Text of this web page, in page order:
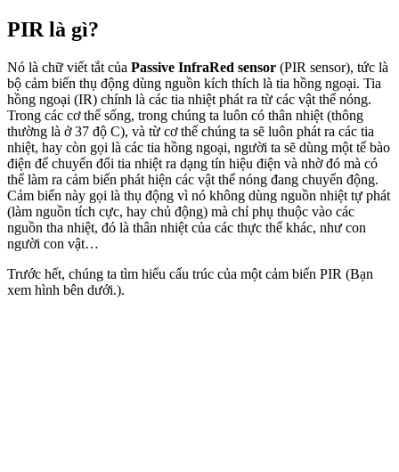
PIR là gì?
Nó là chữ viết tắt của Passive InfraRed sensor (PIR sensor), tức là
bộ cảm biến thụ động dùng nguồn kích thích là tia hồng ngoại. Tia
hồng ngoại (IR) chính là các tia nhiệt phát ra từ các vật thể nóng.
Trong các cơ thể sống, trong chúng ta luôn có thân nhiệt (thông
thường là ở 37 độ C), và từ cơ thể chúng ta sẽ luôn phát ra các tia
nhiệt, hay còn gọi là các tia hồng ngoại, người ta sẽ dùng một tế bào
điện để chuyển đổi tia nhiệt ra dạng tín hiệu điện và nhờ đó mà có
thể làm ra cảm biến phát hiện các vật thể nóng đang chuyển động.
Cảm biến này gọi là thụ động vì nó không dùng nguồn nhiệt tự phát
(làm nguồn tích cực, hay chủ động) mà chỉ phụ thuộc vào các
nguồn tha nhiệt, đó là thân nhiệt của các thực thể khác, như con
người con vật…
Trước hết, chúng ta tìm hiểu cấu trúc của một cảm biến PIR (Bạn
xem hình bên dưới.).